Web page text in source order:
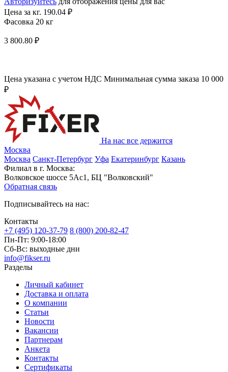
Цена за кг. 190.04 ₽
Фасовка 20 кг
3 800.80 ₽
Цена указана с учетом НДС Минимальная сумма заказа 10 000
₽
На нас все держится
Москва
Москва Санкт-Петербург Уфа Екатеринбург Казань
Филиал в г. Москва:
Волковское шоссе 5Ас1, БЦ "Волковский"
Обратная связь
Подписывайтесь на нас:
Контакты
+7 (495) 120-37-79 8 (800) 200-82-47
Пн-Пт: 9:00-18:00
Сб-Вс: выходные дни
info@fikser.ru
Разделы
Личный кабинет
Доставка и оплата
О компании
Статьи
Новости
Вакансии
Партнерам
Анкета
Контакты
Сертификаты